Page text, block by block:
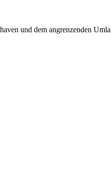
und dem angrenzenden